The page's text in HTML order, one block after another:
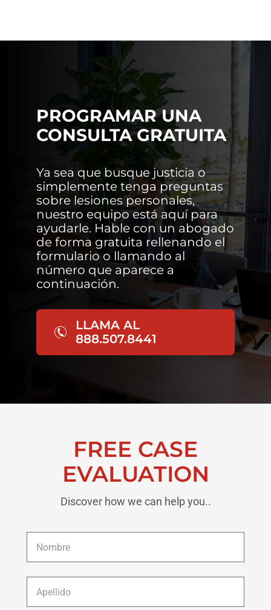
PROGRAMAR UNA
CONSULTA GRATUITA
Ya sea que busque justicia o
simplemente tenga preguntas
sobre lesiones personales,
nuestro equipo está aquí para
ayudarle. Hable con un abogado
de forma gratuita rellenando el
formulario o llamando al
número que aparece a
continuación.
LLAMA AL
888.507.8441
FREE CASE
EVALUATION
Discover how we can help you..
Nombre *
Apellido *